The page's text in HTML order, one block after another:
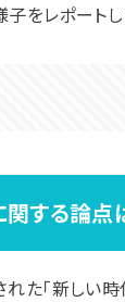
をレポートし
する論点は
た「新しい